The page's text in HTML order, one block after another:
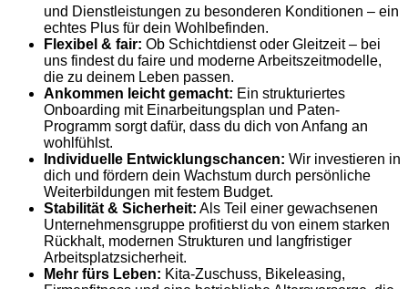
und Dienstleistungen zu besonderen Konditionen – ein
echtes Plus für dein Wohlbefinden.
Flexibel & fair: Ob Schichtdienst oder Gleitzeit – bei
uns findest du faire und moderne Arbeitszeitmodelle,
die zu deinem Leben passen.
Ankommen leicht gemacht: Ein strukturiertes
Onboarding mit Einarbeitungsplan und Paten-
Programm sorgt dafür, dass du dich von Anfang an
wohlfühlst.
Individuelle Entwicklungschancen: Wir investieren in
dich und fördern dein Wachstum durch persönliche
Weiterbildungen mit festem Budget.
Stabilität & Sicherheit: Als Teil einer gewachsenen
Unternehmensgruppe profitierst du von einem starken
Rückhalt, modernen Strukturen und langfristiger
Arbeitsplatzsicherheit.
Mehr fürs Leben: Kita-Zuschuss, Bikeleasing,